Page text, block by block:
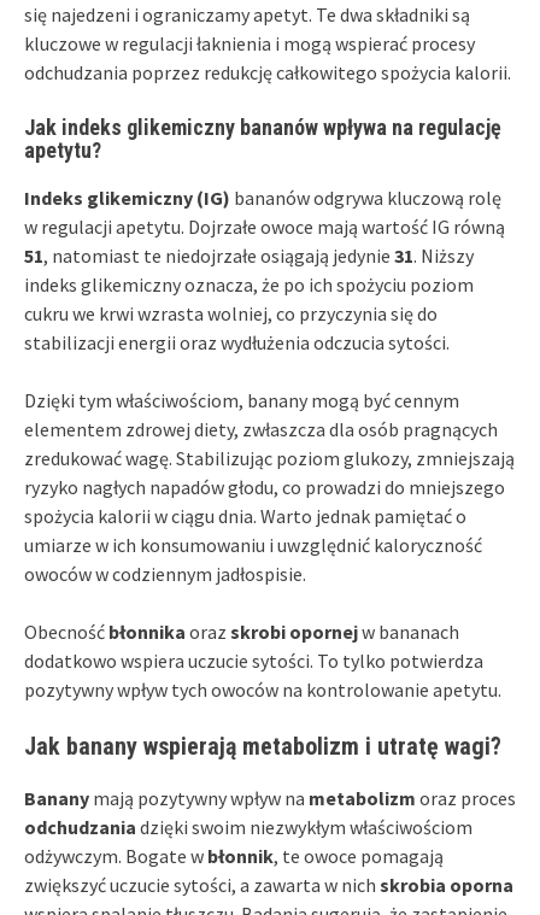
się najedzeni i ograniczamy apetyt. Te dwa składniki są
kluczowe w regulacji łaknienia i mogą wspierać procesy
odchudzania poprzez redukcję całkowitego spożycia kalorii.
Jak indeks glikemiczny bananów wpływa na regulację
apetytu?
Indeks glikemiczny (IG) bananów odgrywa kluczową rolę
w regulacji apetytu. Dojrzałe owoce mają wartość IG równą
51, natomiast te niedojrzałe osiągają jedynie 31. Niższy
indeks glikemiczny oznacza, że po ich spożyciu poziom
cukru we krwi wzrasta wolniej, co przyczynia się do
stabilizacji energii oraz wydłużenia odczucia sytości.
Dzięki tym właściwościom, banany mogą być cennym
elementem zdrowej diety, zwłaszcza dla osób pragnących
zredukować wagę. Stabilizując poziom glukozy, zmniejszają
ryzyko nagłych napadów głodu, co prowadzi do mniejszego
spożycia kalorii w ciągu dnia. Warto jednak pamiętać o
umiarze w ich konsumowaniu i uwzględnić kaloryczność
owoców w codziennym jadłospisie.
Obecność błonnika oraz skrobi opornejw bananach
dodatkowo wspiera uczucie sytości. To tylko potwierdza
pozytywny wpływ tych owoców na kontrolowanie apetytu.
Jak banany wspierają metabolizm i utratę wagi?
Banany mają pozytywny wpływ na metabolizm oraz proces
odchudzania dzięki swoim niezwykłym właściwościom
odżywczym. Bogate w błonnik, te owoce pomagają
zwiększyć uczucie sytości, a zawarta w nich skrobia oporna